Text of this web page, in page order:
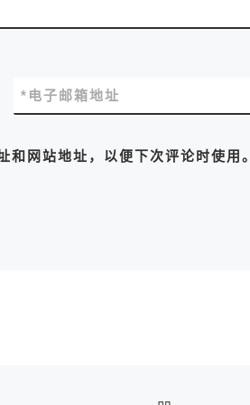
电子邮箱地址
*
网站地址，以便下次评论时使用。